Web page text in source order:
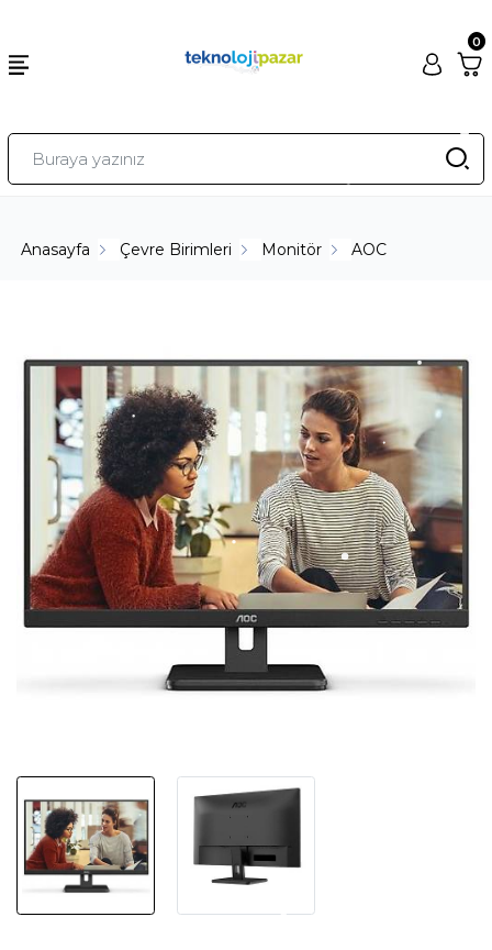
0
Anasayfa Çevre Birimleri Monitör AOC